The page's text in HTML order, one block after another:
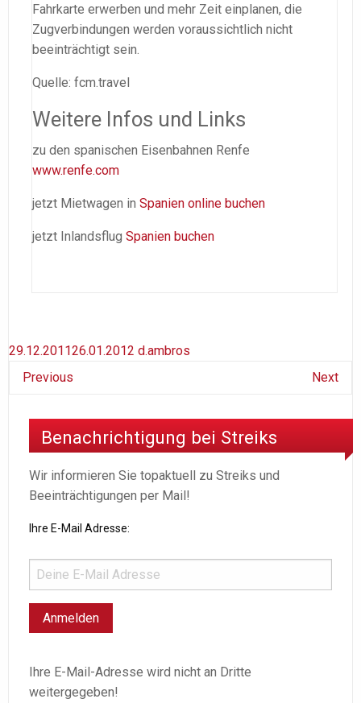
Fahrkarte erwerben und mehr Zeit einplanen, die
Zugverbindungen werden voraussichtlich nicht
beeinträchtigt sein.
Quelle: fcm.travel
Weitere Infos und Links
zu den spanischen Eisenbahnen Renfe
www.renfe.com
jetzt Mietwagen in Spanien online buchen
jetzt Inlandsflug Spanien buchen
29.12.201126.01.2012 d.ambros
Previous
Next
Benachrichtigung bei Streiks
Wir informieren Sie topaktuell zu Streiks und
Beeinträchtigungen per Mail!
Ihre E-Mail Adresse:
Ihre E-Mail-Adresse wird nicht an Dritte
weitergegeben!